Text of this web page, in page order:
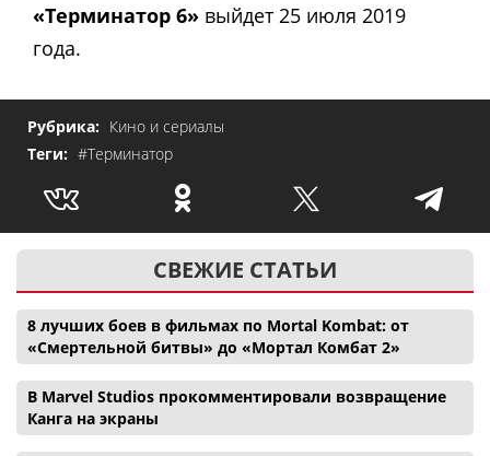
«Терминатор 6» выйдет 25 июля 2019
года.
Рубрика: Кино и сериалы
Теги: #Терминатор
СВЕЖИЕ СТАТЬИ
8 лучших боев в фильмах по Mortal Kombat: от
«Смертельной битвы» до «Мортал Комбат 2»
В Marvel Studios прокомментировали возвращение
Канга на экраны